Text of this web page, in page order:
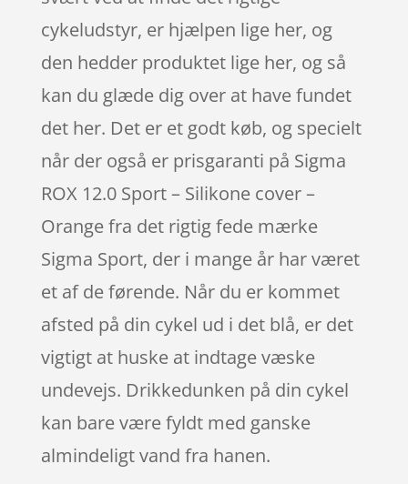
cykeludstyr, er hjælpen lige her, og
den hedder produktet lige her, og så
kan du glæde dig over at have fundet
det her. Det er et godt køb, og specielt
når der også er prisgaranti på Sigma
ROX 12.0 Sport – Silikone cover –
Orange fra det rigtig fede mærke
Sigma Sport, der i mange år har været
et af de førende. Når du er kommet
afsted på din cykel ud i det blå, er det
vigtigt at huske at indtage væske
undevejs. Drikkedunken på din cykel
kan bare være fyldt med ganske
almindeligt vand fra hanen.